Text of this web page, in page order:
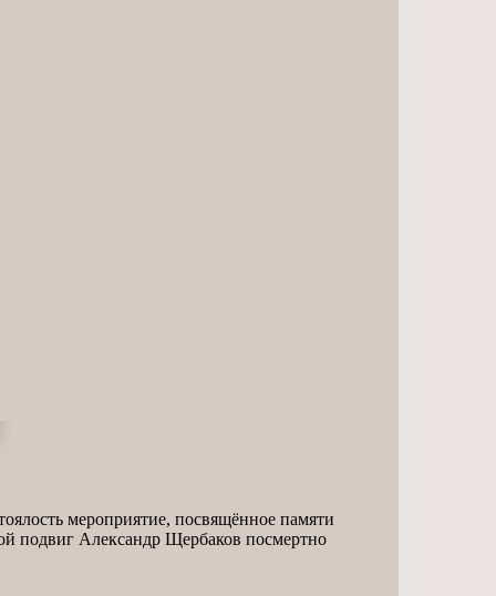
мероприятие, посвящённое памяти
подвиг Александр Щербаков посмертно